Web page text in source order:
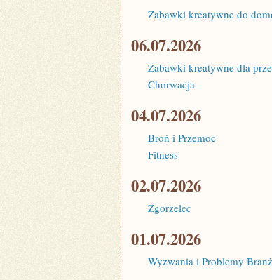
Zabawki kreatywne do
06.07.2026
Zabawki kreatywne dla
Chorwacja
04.07.2026
Broń i Przemoc
Fitness
02.07.2026
Zgorzelec
01.07.2026
Wyzwania i Problemy